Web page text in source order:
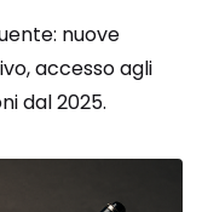
nuove
accesso agli
dal 2025.